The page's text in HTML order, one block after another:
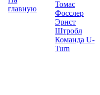
главную
Томас
Фосслер
Эрнст
Штробл
Команда U-
Turn